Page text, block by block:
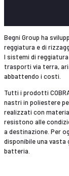
Begni Group ha
reggiatura e di
I sistemi di
trasporti via terra,
abbattendo i costi.
Tutti i prodotti
nastri in poliestere
realizzati con
resistono alle
a destinazione. Per
disponibile una vasta
batteria.